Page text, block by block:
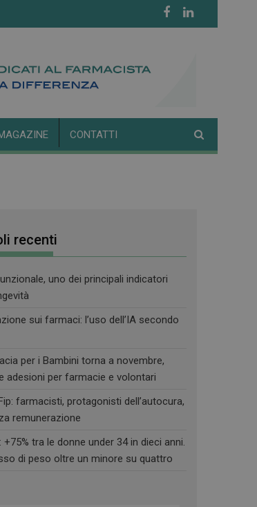
CONTATTI
recenti
uno dei principali indicatori
sui farmaci: l’uso dell’IA secondo
per i Bambini torna a novembre,
adesioni per farmacie e volontari
farmacisti, protagonisti dell’autocura,
remunerazione
+75% tra le donne under 34 in dieci anni.
di peso oltre un minore su quattro